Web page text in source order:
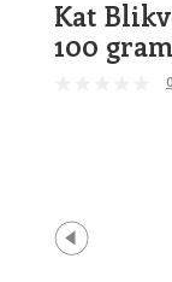
Kat
100 gram